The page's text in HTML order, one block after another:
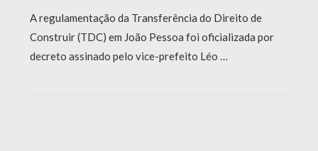
A regulamentação da Transferência do Direito de
Construir (TDC) em João Pessoa foi oficializada por
decreto assinado pelo vice-prefeito Léo …